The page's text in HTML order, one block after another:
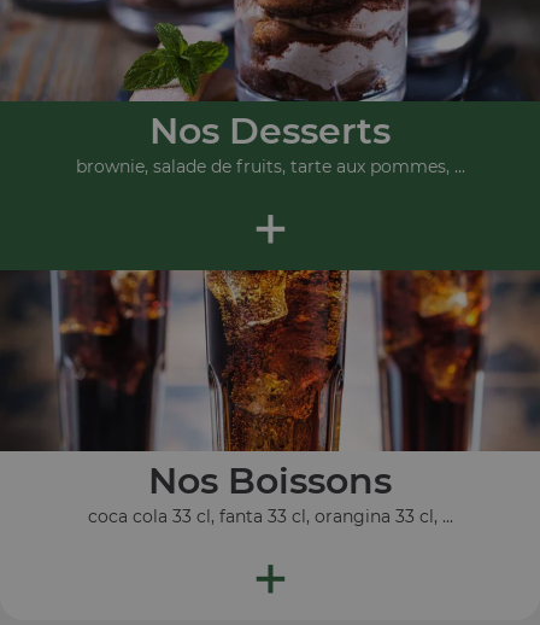
Nos Desserts
brownie, salade de fruits, tarte aux pommes, ...
+
Nos Boissons
coca cola 33 cl, fanta 33 cl, orangina 33 cl, ...
+